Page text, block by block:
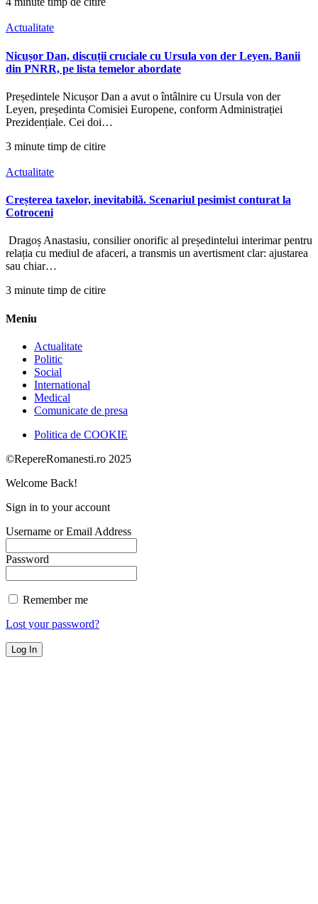
Actualitate
Nicușor Dan, discuții cruciale cu Ursula von der Leyen. Banii
din PNRR, pe lista temelor abordate
Președintele Nicușor Dan a avut o întâlnire cu Ursula von der
Leyen, președinta Comisiei Europene, conform Administrației
Prezidențiale. Cei doi…
3 minute timp de citire
Actualitate
Creșterea taxelor, inevitabilă. Scenariul pesimist conturat la
Cotroceni
Dragoș Anastasiu, consilier onorific al președintelui interimar pentru
relația cu mediul de afaceri, a transmis un avertisment clar: ajustarea
sau chiar…
3 minute timp de citire
Meniu
Actualitate
Politic
Social
International
Medical
Comunicate de presa
Politica de COOKIE
©RepereRomanesti.ro 2025
Welcome Back!
Sign in to your account
Username or Email Address
Password
Remember me
Lost your password?